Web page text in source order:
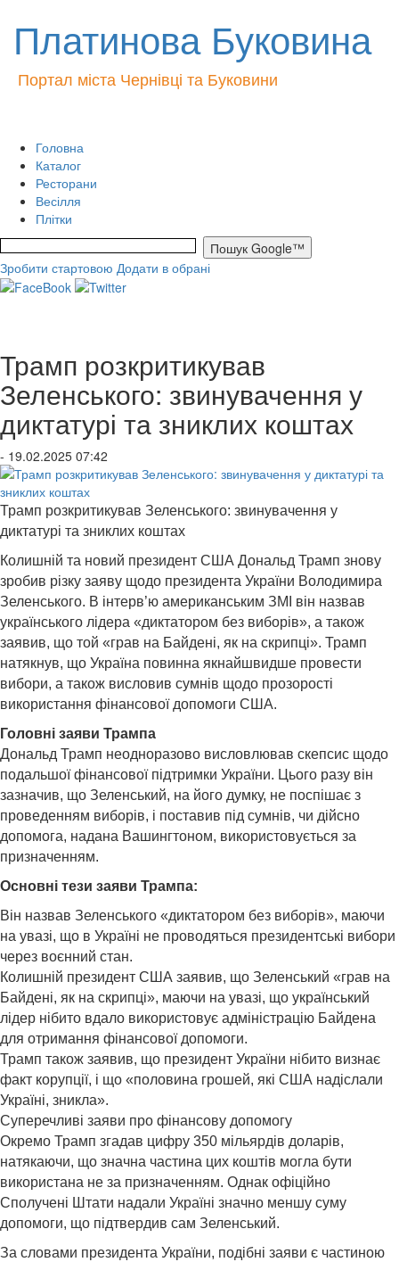
Платинова Буковина
Портал міста Чернівці та Буковини
Головна
Каталог
Ресторани
Весілля
Плітки
Зробити стартовою Додати в обрані
Трамп розкритикував
Зеленського: звинувачення у
диктатурі та зниклих коштах
- 19.02.2025 07:42
Трамп розкритикував Зеленського: звинувачення у
диктатурі та зниклих коштах
Колишній та новий президент США Дональд Трамп знову
зробив різку заяву щодо президента України Володимира
Зеленського. В інтерв’ю американським ЗМІ він назвав
українського лідера «диктатором без виборів», а також
заявив, що той «грав на Байдені, як на скрипці». Трамп
натякнув, що Україна повинна якнайшвидше провести
вибори, а також висловив сумнів щодо прозорості
використання фінансової допомоги США.
Головні заяви Трампа
Дональд Трамп неодноразово висловлював скепсис щодо
подальшої фінансової підтримки України. Цього разу він
зазначив, що Зеленський, на його думку, не поспішає з
проведенням виборів, і поставив під сумнів, чи дійсно
допомога, надана Вашингтоном, використовується за
призначенням.
Основні тези заяви Трампа:
Він назвав Зеленського «диктатором без виборів», маючи
на увазі, що в Україні не проводяться президентські вибори
через воєнний стан.
Колишній президент США заявив, що Зеленський «грав на
Байдені, як на скрипці», маючи на увазі, що український
лідер нібито вдало використовує адміністрацію Байдена
для отримання фінансової допомоги.
Трамп також заявив, що президент України нібито визнає
факт корупції, і що «половина грошей, які США надіслали
Україні, зникла».
Суперечливі заяви про фінансову допомогу
Окремо Трамп згадав цифру 350 мільярдів доларів,
натякаючи, що значна частина цих коштів могла бути
використана не за призначенням. Однак офіційно
Сполучені Штати надали Україні значно меншу суму
допомоги, що підтвердив сам Зеленський.
За словами президента України, подібні заяви є частиною